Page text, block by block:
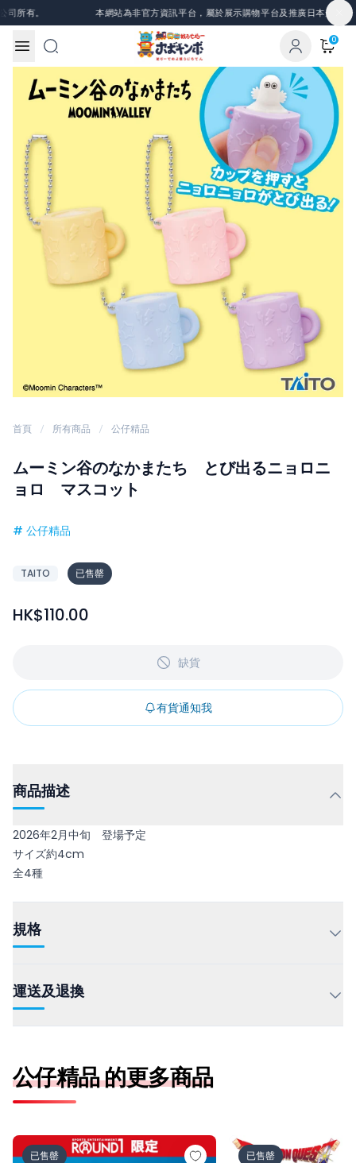
Skip to content
所有。 本網站為非官方資訊平台，屬於展示購物平台及推廣日本景品、
0
首頁 所有商品 公仔精品
ムーミン谷のなかまたち とび出るニョロニ
ョロ マスコット
# 公仔精品
TAITO 已售罄
HK$110.00
缺貨
有貨通知我
商品描述
2026年2月中旬 登場予定
サイズ約4cm
全4種
規格
運送及退換
公仔精品 的更多商品
ピングー ぬいぐるみマスコット ラウンドワン限定ver.
已售罄
ドラゴンクエスト
已售罄